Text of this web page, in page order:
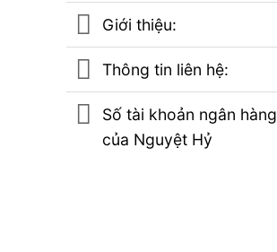
Giới thiệu:
Thông tin liên hệ:
Số tài khoản ngân hàng
của Nguyệt Hỷ